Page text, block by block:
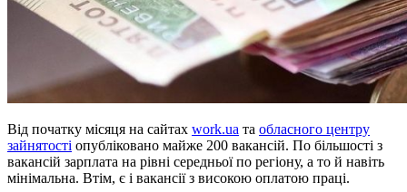
Від початку місяця на сайтах work.ua та обласного центру
зайнятості опубліковано майже 200 вакансій. По більшості з
вакансій зарплата на рівні середньої по регіону, а то й навіть
мінімальна. Втім, є і вакансії з високою оплатою праці.